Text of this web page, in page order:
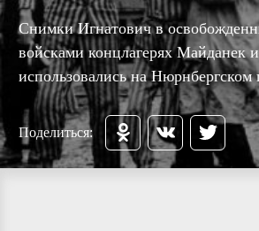
Снимки Игнатович в
войсками концлагерях Майданек
использовались на Нюрнбергском
Поделиться: